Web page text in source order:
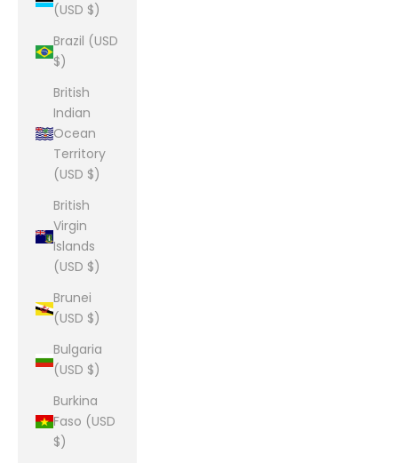
(USD $)
Brazil (USD
$)
British
Indian
Ocean
Territory
(USD $)
British
Virgin
Islands
(USD $)
Brunei
(USD $)
Bulgaria
(USD $)
Burkina
Faso (USD
$)